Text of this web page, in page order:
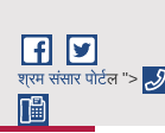
श्रम संसार पाेर्टल ">